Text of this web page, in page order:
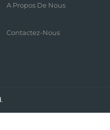
A Propos De Nous
Contactez-Nous